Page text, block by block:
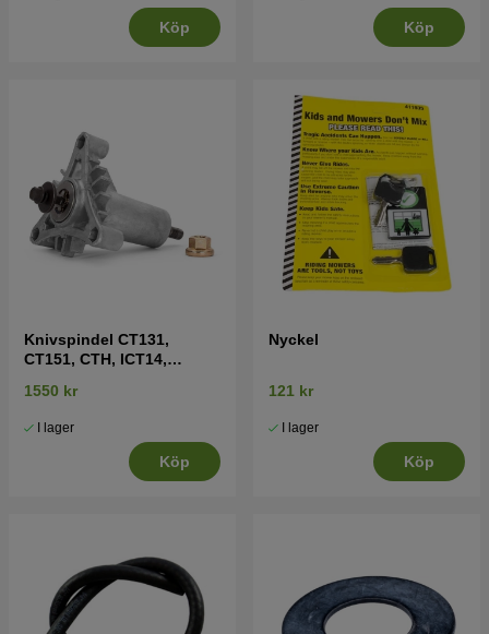
Köp Köp
Knivspindel CT131,
CT151, CTH, ICT14,
1550 kr
I lager
Köp
Nyckel
121 kr
I lager
Köp